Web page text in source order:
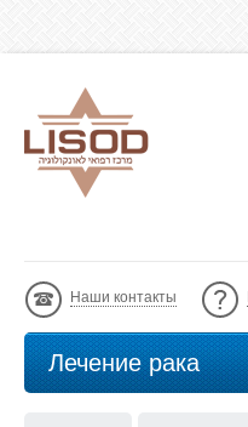
Наши контакты
Лечение рака